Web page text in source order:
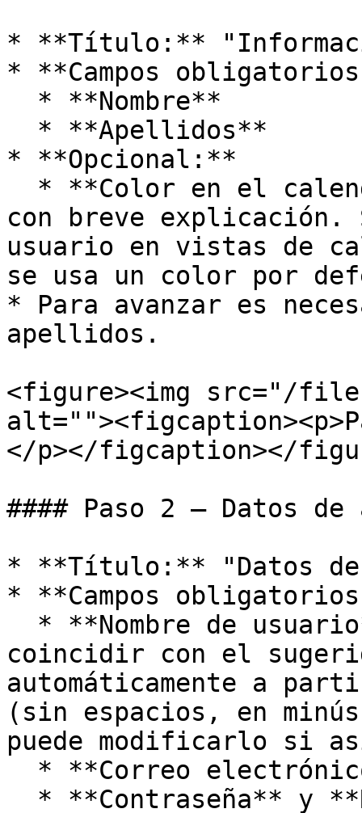
* **Título:**
* **Campos
* **Opcional:**
con breve
usuario en vistas de
se usa un color por
* Para avanzar es
apellidos.
<figure><img src="/files/
</p></figcaption></
#### Paso 2 — Datos
* **Título:** "Datos
* **Campos
coincidir con el
automáticamente a
(sin espacios, en
puede modificarlo si